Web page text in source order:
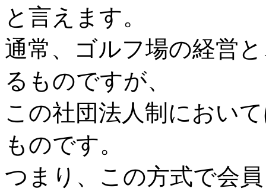
と言えます。
通常、ゴルフ場の経営
るものですが、
この社団法人制におい
ものです。
つまり、この方式で会